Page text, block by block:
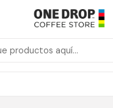
Inicio Jugos y Aguas
Jugos y Aguas